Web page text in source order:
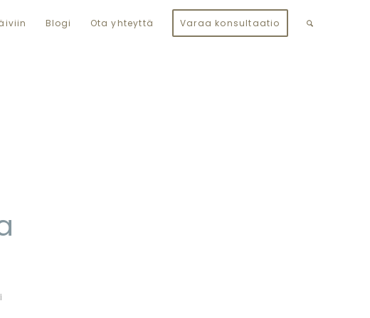
Blogi Ota yhteyttä Varaa konsultaatio